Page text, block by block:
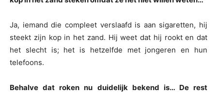
Ja, iemand die compleet verslaafd is aan sigaretten, hij
steekt zijn kop in het zand. Hij weet dat hij rookt en dat
het slecht is; het is hetzelfde met jongeren en hun
telefoons.
Behalve dat roken nu duidelijk bekend is… De rest